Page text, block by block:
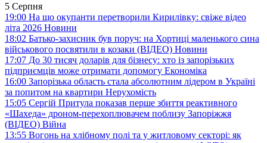
5 Серпня
19:00 На що окупанти перетворили Кирилівку: свіже відео
літа 2026 Новини
18:02 Батько-захисник був поруч: на Хортиці маленького сина
військового посвятили в козаки (ВІДЕО) Новини
17:07 До 30 тисяч доларів для бізнесу: хто із запорізьких
підприємців може отримати допомогу Економіка
16:00 Запорізька область стала абсолютним лідером в Україні
за попитом на квартири Нерухомість
15:05 Сергій Притула показав перше збиття реактивного
«Шахеда» дроном-перехоплювачем поблизу Запоріжжя
(ВІДЕО) Війна
13:55 Вогонь на хлібному полі та у житловому секторі: як